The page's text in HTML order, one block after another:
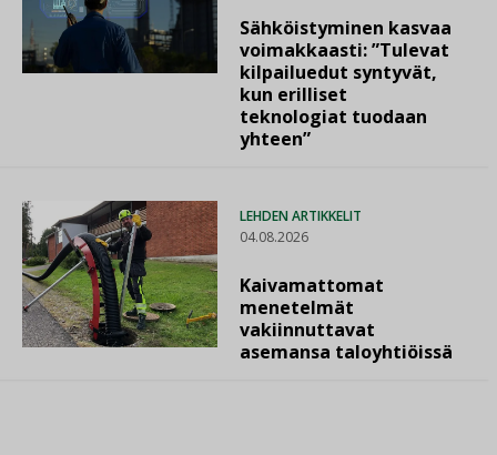
Sähköistyminen kasvaa
voimakkaasti: ”Tulevat
kilpailuedut syntyvät,
kun erilliset
teknologiat tuodaan
yhteen”
LEHDEN ARTIKKELIT
04.08.2026
Kaivamattomat
menetelmät
vakiinnuttavat
asemansa taloyhtiöissä